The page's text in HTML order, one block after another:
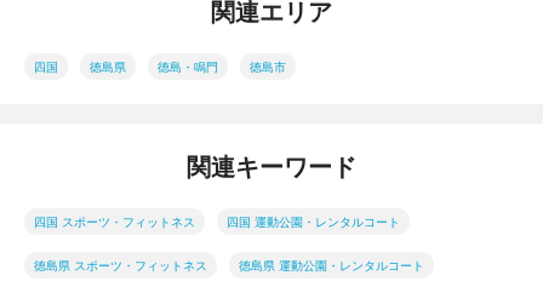
関連エリア
四国 徳島県 徳島・鳴門 徳島市
関連キーワード
四国 スポーツ・フィットネス 四国 運動公園・レンタルコート
徳島県 スポーツ・フィットネス 徳島県 運動公園・レンタルコート